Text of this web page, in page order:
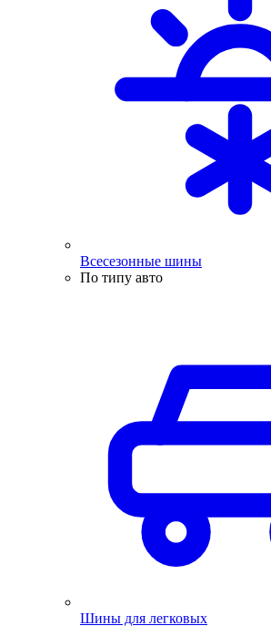
Всесезонные шины
По типу авто
Шины для легковых